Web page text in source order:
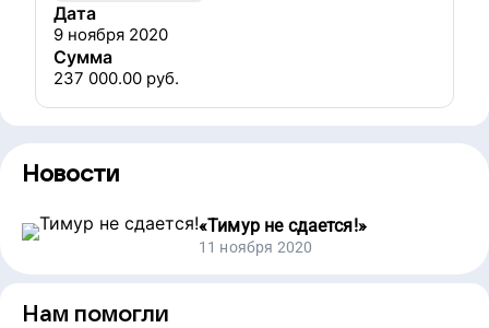
Дата
9 ноября 2020
Сумма
237 000.00 руб.
Новости
«Тимур не сдается!»
11 ноября 2020
Нам помогли